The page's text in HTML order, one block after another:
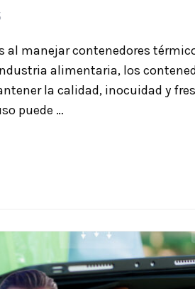
al manejar contenedores
alimentaria, los
la calidad, inocuidad y
puede …